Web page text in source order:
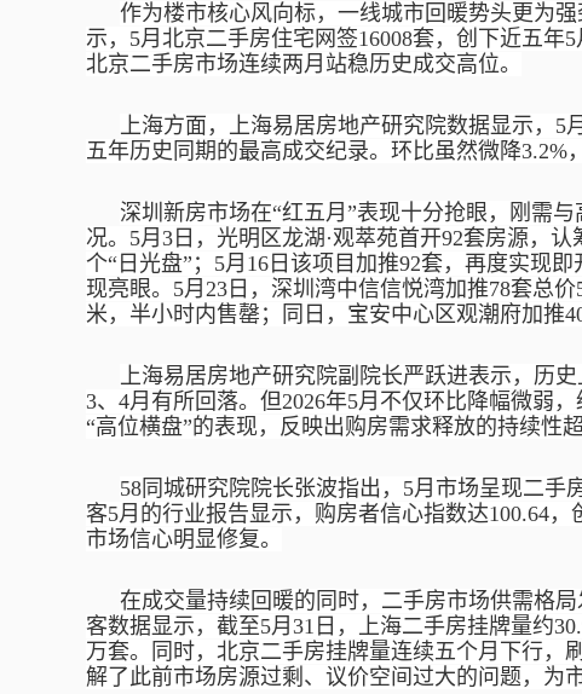
作为楼市核心风向标，一线城市回暖势头更为
示， 5月北京二手房住宅网签16008套，创下近五年
北京二手房市场连续两月站稳历史成交高位。
上海方面，上海易居房地产研究院数据显示， 5
五年历史同期的最高成交纪录。环比虽然微降3.2%
深圳新房市场在“红五月”表现十分抢眼，刚需
况。5月3日，光明区龙湖·观萃苑首开92套房源，
个“日光盘”；5月16日该项目加推92套，再度实现
现亮眼。5月23日，深圳湾中信信悦湾加推78套总
米，半小时内售罄；同日，宝安中心区观潮府加推
上海易居房地产研究院副院长严跃进表示，历史
3、4月有所回落。但2026年5月不仅环比降幅微弱
“高位横盘”的表现，反映出购房需求释放的持续性
58同城研究院院长张波指出，5月市场呈现二
客5月的行业报告显示，购房者信心指数达100.64，
市场信心明显修复。
在成交量持续回暖的同时，二手房市场供需格
客数据显示，截至5月31日，上海二手房挂牌量约
万套。同时，北京二手房挂牌量连续五个月下行，
解了此前市场房源过剩、议价空间过大的问题，为